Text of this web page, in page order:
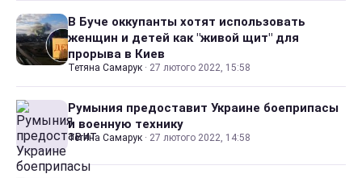
В Буче оккупанты хотят использовать
женщин и детей как "живой щит" для
прорыва в Киев
Тетяна Самарук · 27 лютого 2022, 15:58
Румыния предоставит Украине боеприпасы
и военную технику
Тетяна Самарук · 27 лютого 2022, 14:58